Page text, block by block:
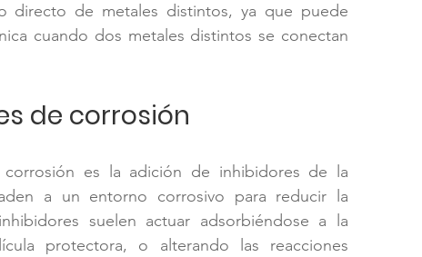
directo de metales distintos, ya que puede
cuando dos metales distintos se conectan
de corrosión
es la adición de inhibidores de la
a un entorno corrosivo para reducir la
suelen actuar adsorbiéndose a la
protectora, o alterando las reacciones